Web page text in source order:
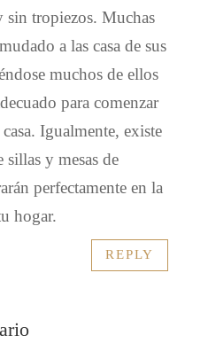
sin tropiezos. Muchas
a las casa de sus
muchos de ellos
para comenzar
Igualmente, existe
sillas y mesas de
perfectamente en la
hogar.
REPLY